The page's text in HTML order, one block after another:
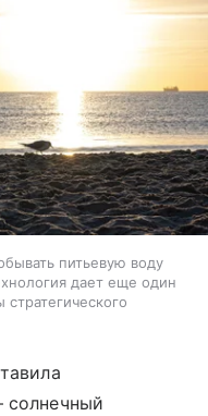
питьевую воду
дает еще один
солнечный